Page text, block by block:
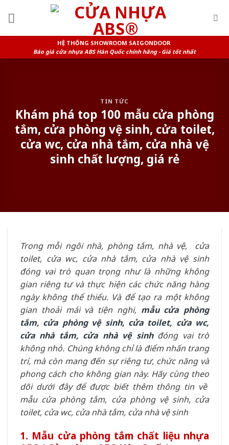
HỆ THỐNG SHOWROOM SAIGONDOOR
Báo giá cửa nhựa ABS Hàn Quốc chính hãng - Giá tốt nhất
TIN TỨC
Khám phá top 100 mẫu cửa phòng
tắm, cửa phòng vệ sinh, cửa toilet,
cửa wc, cửa nhà tắm, cửa nhà vệ
sinh chất lượng, giá rẻ
Trong mỗi ngôi nhà, phòng tắm, nhà vệ, cửa
toilet, cửa wc, cửa nhà tắm, cửa nhà vệ sinh
đóng vai trò quan trọng như là những không
gian riêng tư và thực hiện các chức năng hàng
ngày không thể thiếu. Và để tạo ra một không
gian thoải mái và tiện nghi, mẫu cửa phòng
tắm, cửa phòng vệ sinh, cửa toilet, cửa wc,
cửa nhà tắm, cửa nhà vệ sinhđóng vai trò
không nhỏ. Chúng không chỉ là điểm nhấn trang
trí, mà còn mang đến sự riêng tư, chức năng và
phong cách cho không gian này. Hãy cùng theo
dõi dưới đây để được biết thêm thông tin về
mẫu cửa phòng tắm, cửa phòng vệ sinh, cửa
toilet, cửa wc, cửa nhà tắm, cửa nhà vệ sinh
1. Mẫu cửa phòng tắm chất liệu nhựa